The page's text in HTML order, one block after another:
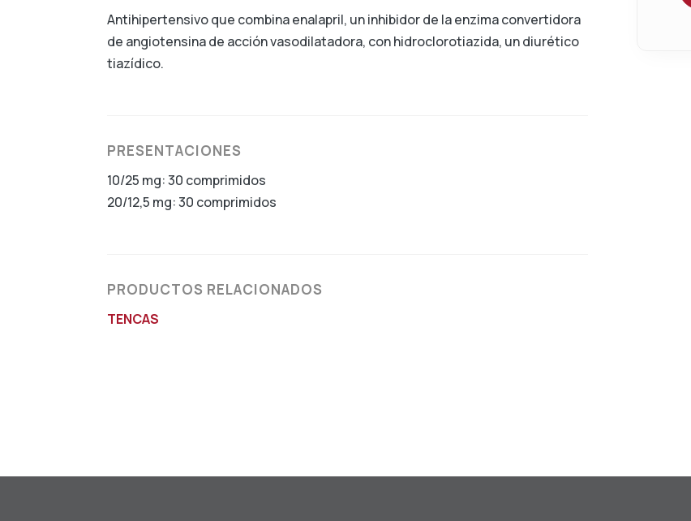
Antihipertensivo que combina enalapril, un inhibidor de la enzima convertidora
de angiotensina de acción vasodilatadora, con hidroclorotiazida, un diurético
tiazídico.
PRESENTACIONES
10/25 mg: 30 comprimidos
20/12,5 mg: 30 comprimidos
PRODUCTOS RELACIONADOS
TENCAS